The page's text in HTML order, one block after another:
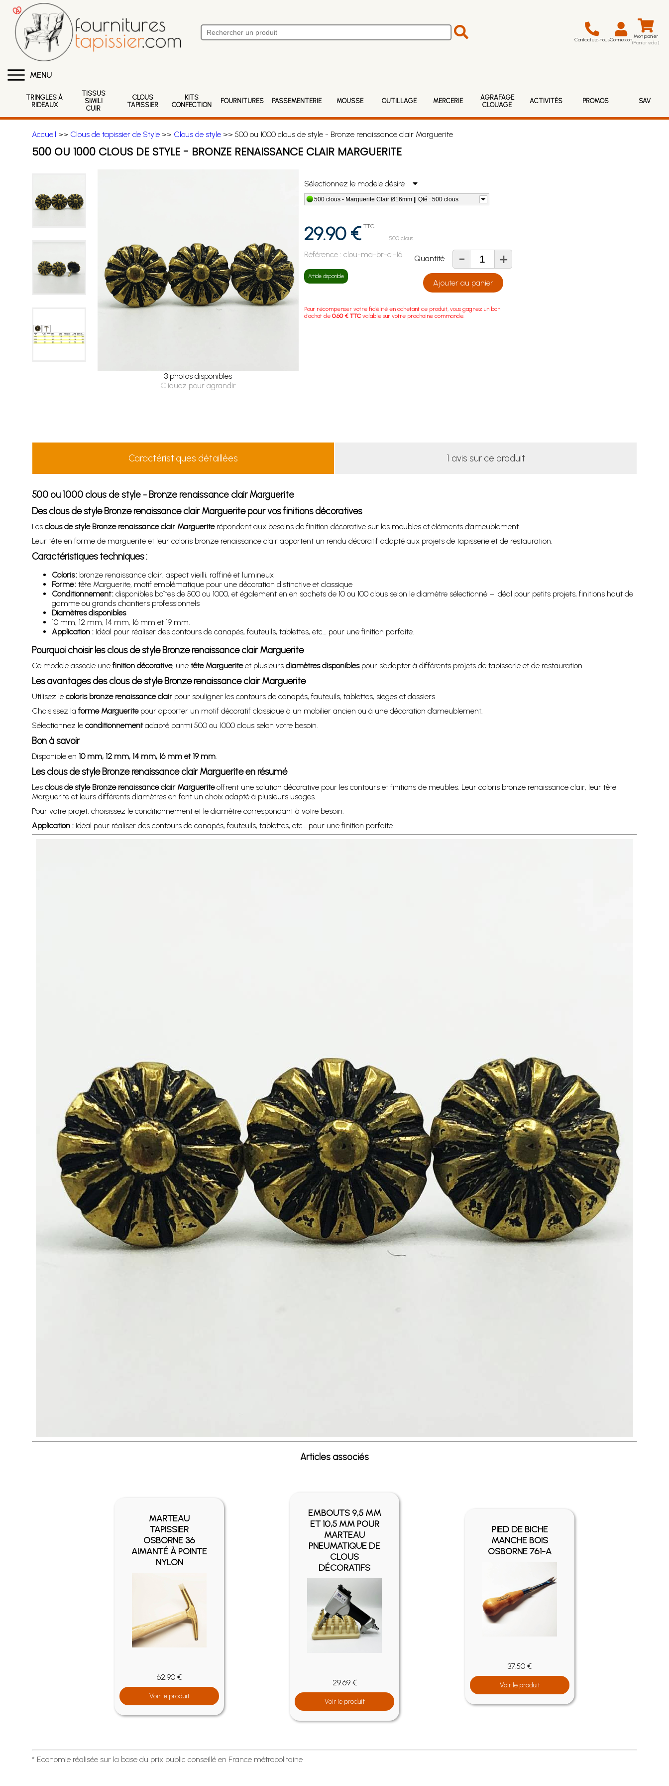
Contactez-nousConnexion Mon panier
(Panier vide)
MENU
TRINGLES À
RIDEAUX
TISSUS
SIMILI
CUIR
CLOUS
TAPISSIER
KITS
CONFECTION
FOURNITURES PASSEMENTERIE MOUSSE OUTILLAGE MERCERIE
AGRAFAGE
CLOUAGE
ACTIVITÉS PROMOS SAV
Accueil >> Clous de tapissier de Style>> Clous de style>> 500 ou 1000 clous de style - Bronze renaissance clair Marguerite
500 OU 1000 CLOUS DE STYLE - BRONZE RENAISSANCE CLAIR MARGUERITE
3 photos disponibles
Cliquez pour agrandir
Sélectionnez le modèle désiré
500 clous - Marguerite Clair Ø16mm || Qté : 500 clous
29.90 € TTC
500 clous
Référence :clou-ma-br-cl-16
Article disponible
Quantité - +
Ajouter au panier
Pour récompenser votre fidélité en achetant ce produit, vous gagnez un bon
d'achat de0.60 € TTC valable sur votre prochaine commande.
Caractéristiques détaillées 1 avis sur ce produit
500 ou 1000 clous de style - Bronze renaissance clair Marguerite
Des clous de style Bronze renaissance clair Marguerite pour vos finitions décoratives
Les clous de style Bronze renaissance clair Margueriterépondent aux besoins de finition décorative sur les meubles et éléments d’ameublement.
Leur tête en forme de marguerite et leur coloris bronze renaissance clair apportent un rendu décoratif adapté aux projets de tapisserie et de restauration.
Caractéristiques techniques :
Coloris :bronze renaissance clair, aspect vieilli, raffiné et lumineux
Forme :tête Marguerite, motif emblématique pour une décoration distinctive et classique
Conditionnement :disponibles boîtes de 500 ou 1000, et également en en sachets de 10 ou 100 clous selon le diamètre sélectionné – idéal pour petits projets, finitions haut de
gamme ou grands chantiers professionnels
Diamètres disponibles
10 mm, 12 mm, 14 mm, 16 mm et 19 mm.
Application :Idéal pour réaliser des contours de canapés, fauteuils, tablettes, etc… pour une finition parfaite.
Pourquoi choisir les clous de style Bronze renaissance clair Marguerite
Ce modèle associe une finition décorative, une tête Margueriteet plusieurs diamètres disponiblespour s’adapter à différents projets de tapisserie et de restauration.
Les avantages des clous de style Bronze renaissance clair Marguerite
Utilisez le coloris bronze renaissance clairpour souligner les contours de canapés, fauteuils, tablettes, sièges et dossiers.
Choisissez la forme Margueritepour apporter un motif décoratif classique à un mobilier ancien ou à une décoration d’ameublement.
Sélectionnez le conditionnementadapté parmi 500 ou 1000 clous selon votre besoin.
Bon à savoir
Disponible en 10 mm, 12 mm, 14 mm, 16 mm et 19 mm.
Les clous de style Bronze renaissance clair Marguerite en résumé
Les clous de style Bronze renaissance clair Margueriteoffrent une solution décorative pour les contours et finitions de meubles. Leur coloris bronze renaissance clair, leur tête
Marguerite et leurs différents diamètres en font un choix adapté à plusieurs usages.
Pour votre projet, choisissez le conditionnement et le diamètre correspondant à votre besoin.
Application :Idéal pour réaliser des contours de canapés, fauteuils, tablettes, etc… pour une finition parfaite.
Articles associés
MARTEAU
TAPISSIER
OSBORNE 36
AIMANTÉ À POINTE
NYLON
62.90 €
Voir le produit
EMBOUTS 9,5 MM
ET 10,5 MM POUR
MARTEAU
PNEUMATIQUE DE
CLOUS
DÉCORATIFS
29.69 €
Voir le produit
PIED DE BICHE
MANCHE BOIS
OSBORNE 761-A
37.50 €
Voir le produit
* Economie réalisée sur la base du prix public conseillé en France métropolitaine